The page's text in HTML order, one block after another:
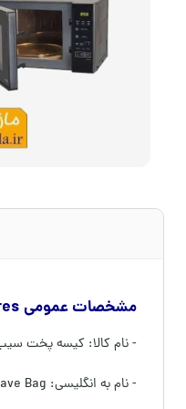
مشخصات عمومی General Features
- نام کالا: کیسه پخت
- نام به انگلیسی: Potato Express Microwave Bag